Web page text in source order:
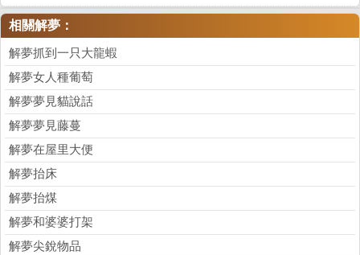
相關解夢：
解夢抓到一只大龍蝦
解夢女人種葡萄
解夢夢見貓說話
解夢夢見藤蔓
解夢在屋里大便
解夢抬床
解夢抬煤
解夢和婆婆打架
解夢尖銳物品